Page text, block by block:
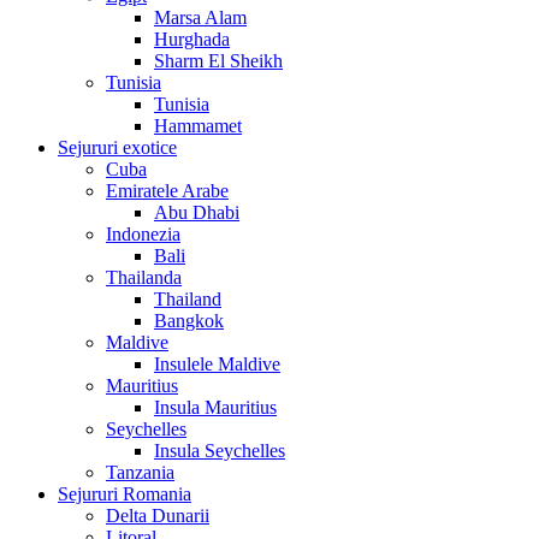
Marsa Alam
Hurghada
Sharm El Sheikh
Tunisia
Tunisia
Hammamet
Sejururi exotice
Cuba
Emiratele Arabe
Abu Dhabi
Indonezia
Bali
Thailanda
Thailand
Bangkok
Maldive
Insulele Maldive
Mauritius
Insula Mauritius
Seychelles
Insula Seychelles
Tanzania
Sejururi Romania
Delta Dunarii